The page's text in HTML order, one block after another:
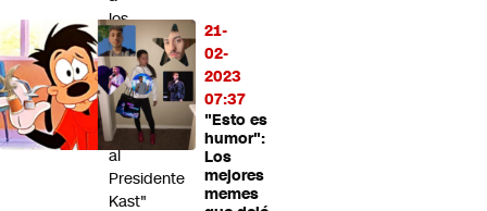
21-
02-
2023
07:37
"Esto es
humor":
Los
mejores
memes
los
partidos
oficialistas
a
no
torear
al
Presidente
Kast"